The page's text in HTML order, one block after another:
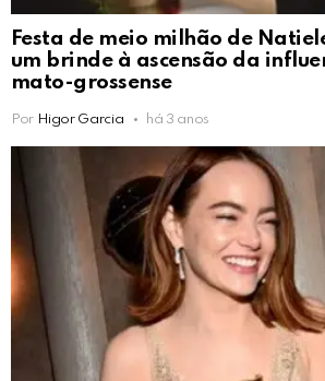
Festa de meio milhão de
um brinde à ascensão da
mato-grossense
Por Higor Garcia há 3 anos